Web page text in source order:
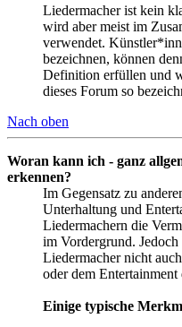
Liedermacher ist kein
wird aber meist im
verwendet.
bezeichnen, können
Definition erfüllen und
dieses Forum so
Nach oben
Woran kann ich - ganz
erkennen?
Im Gegensatz zu
Unterhaltung und
Liedermachern die
im Vordergrund. Jedoch
Liedermacher nicht
oder dem Entertainment
Einige typische